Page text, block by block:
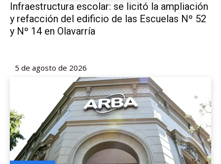
Infraestructura escolar: se licitó la ampliación
y refacción del edificio de las Escuelas Nº 52
y Nº 14 en Olavarría
5 de agosto de 2026